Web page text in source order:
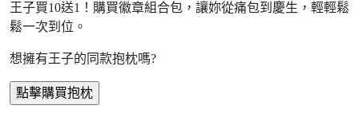
王子買10送1！購買徽章組合包，讓妳從痛包到慶生，輕輕鬆
鬆一次到位。
想擁有王子的同款抱枕嗎?